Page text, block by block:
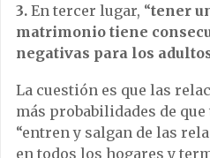
3. En tercer lugar, “tener
matrimonio tiene
negativas para los
La cuestión es que las
más probabilidades de
“entren y salgan de las
en todos los hogares y